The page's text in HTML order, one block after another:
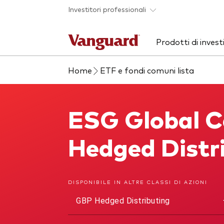
Skip to main content
Investitori professionali
Prodotti di
Visualizza i nostri
prodotti per categorie
ETF
Fondi indicizzati
Azionario
Obbligazionario
Approfondimenti
Advice
Chi siamo
Home ETF e fondi comuni lista
ESG Global
Hedged
DISPONIBILE IN ALTRE CLASSI DI AZIONI
GBP Hedged Distributing